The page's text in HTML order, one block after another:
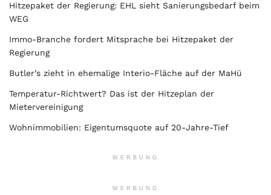
Hitzepaket der Regierung: EHL sieht Sanierungsbedarf beim
WEG
Immo-Branche fordert Mitsprache bei Hitzepaket der
Regierung
Butler’s zieht in ehemalige Interio-Fläche auf der MaHü
Temperatur-Richtwert? Das ist der Hitzeplan der
Mietervereinigung
Wohnimmobilien: Eigentumsquote auf 20-Jahre-Tief
WERBUNG
WERBUNG